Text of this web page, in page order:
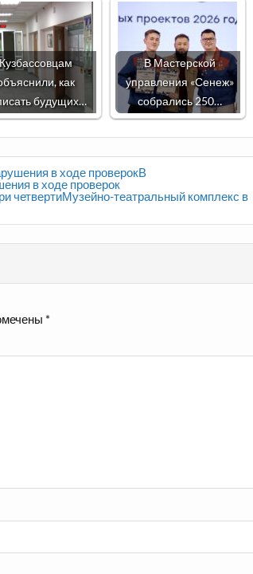
Кузбассовцам
как
будущих…
В Мастерской
управления «Сенеж»
собрались 250…
в ходе проверокВ
в ходе проверок
четвертиМузейно-театральный комплекс в
*